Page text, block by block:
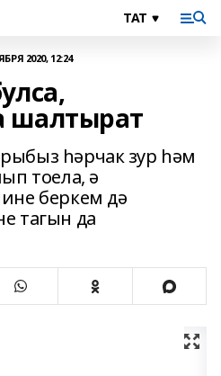
2020, 12:24
һәрчак зур һәм
тоела, ә
беркем дә
тагын да